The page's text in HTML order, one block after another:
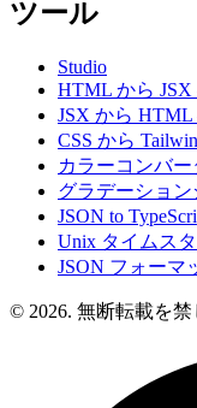
ツール
Studio
HTML から
JSX から
CSS から
カラーコンバー
グラデーショ
JSON to
Unix タイムス
JSON フォーマ
© 2026. 無断転載を禁